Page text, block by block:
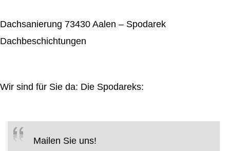
Dachsanierung 73430 Aalen – Spodarek
Dachbeschichtungen
Wir sind für Sie da: Die Spodareks:
Mailen Sie uns!